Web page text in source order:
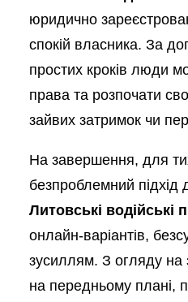
юридично
спокій власника. За
простих кроків люди
права та розпочати
зайвих затримок чи
На завершення, для
безпроблемний
Литовські водійські
онлайн-варіантів,
зусиллям. З огляду на
на передньому плані,